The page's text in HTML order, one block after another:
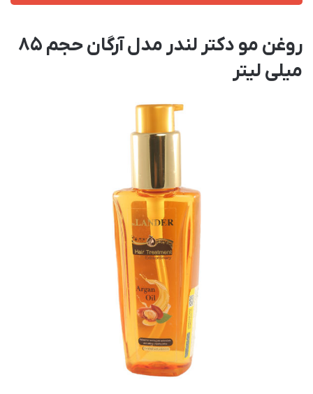
روغن مو دکتر لندر مدل آرگان حجم 85
میلی لیتر